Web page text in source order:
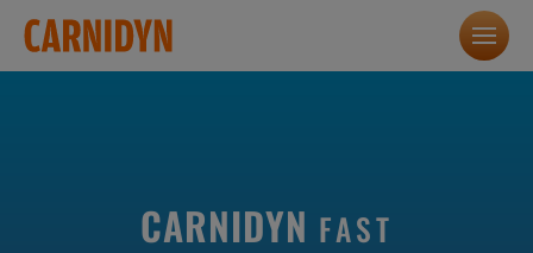
CARNIDYN FAST